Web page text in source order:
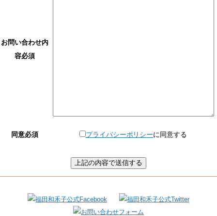
お問い合わせ内
容必須
同意必須 プライバシーポリシーに同意する